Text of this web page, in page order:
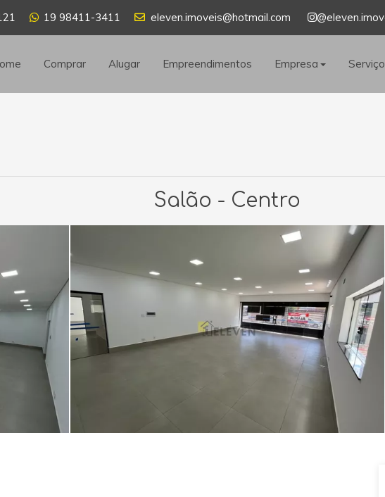
19 98411-3411 eleven.imoveis@hotmail.com
Comprar Alugar Empreendimentos Empresa
Salão - Centro